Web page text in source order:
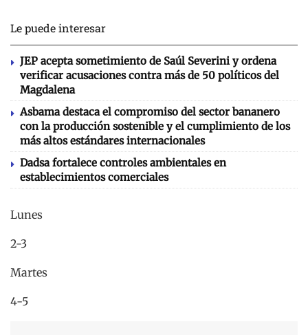
Le puede interesar
JEP acepta sometimiento de Saúl Severini y ordena
verificar acusaciones contra más de 50 políticos del
Magdalena
Asbama destaca el compromiso del sector bananero
con la producción sostenible y el cumplimiento de los
más altos estándares internacionales
Dadsa fortalece controles ambientales en
establecimientos comerciales
Lunes
2-3
Martes
4-5